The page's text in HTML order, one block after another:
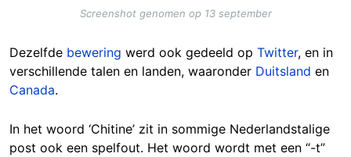
Screenshot genomen op 13 september
Dezelfde bewering werd ook gedeeld op Twitter, en in
verschillende talen en landen, waaronder Duitsland en
Canada.
In het woord ‘Chitine’ zit in sommige Nederlandstalige
post ook een spelfout. Het woord wordt met een “-t”